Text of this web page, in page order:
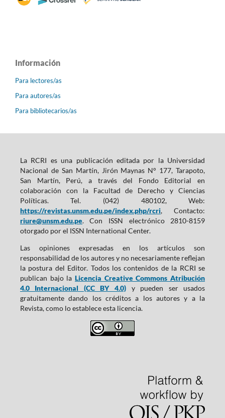
Información
Para lectores/as
Para autores/as
Para bibliotecarios/as
La RCRI es una publicación editada por la Universidad
Nacional de San Martín, Jirón Maynas N° 177, Tarapoto,
San Martín, Perú, a través del Fondo Editorial en
colaboración con la Facultad de Derecho y Ciencias
Políticas. Tel. (042) 480102, Web:
https://revistas.unsm.edu.pe/index.php/rcri, Contacto:
riure@unsm.edu.pe. Con ISSN electrónico 2810-8159
otorgado por el ISSN International Center.
Las opiniones expresadas en los artículos son
responsabilidad de los autores y no necesariamente reflejan
la postura del Editor. Todos los contenidos de la RCRI se
publican bajo la Licencia Creative Commons Atribución
4.0 Internacional (CC BY 4.0) y pueden ser usados
gratuitamente dando los créditos a los autores y a la
Revista, como lo establece esta licencia.